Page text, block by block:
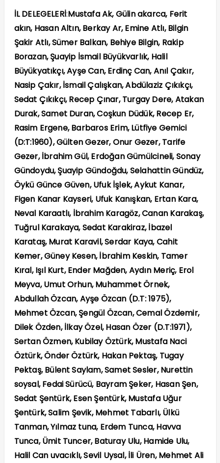
İL DELEGELERİ:Mustafa Ak, Gülin akarca, Ferit
akın, Hasan Altın, Berkay Ar, Emine Atlı, Bilgin
Şakir Atlı, Sümer Balkan, Behiye Bilgin, Rakip
Borazan, Şuayip İsmail Büyükvarlık, Halil
Büyükyatıkçı, Ayşe Can, Erdinç Can, Anıl Çakır,
Nasip Çakır, İsmail Çalışkan, Abdülaziz Çıkıkçı,
Sedat Çıkıkçı, Recep Çınar, Turgay Dere, Atakan
Durak, Samet Duran, Coşkun Düdük, Recep Er,
Rasim Ergene, Barbaros Erim, Lütfiye Gemici
(D:T:1960), Gülten Gezer, Onur Gezer, Tarife
Gezer, İbrahim Gül, Erdoğan Gümülcineli, Sonay
Gündoydu, Şuayip Gündoğdu, Selahattin Gündüz,
Öykü Günce Güven, Ufuk İşlek, Aykut Kanar,
Figen Kanar Kayseri, Ufuk Kanışkan, Ertan Kara,
Neval Karaatlı, İbrahim Karagöz, Canan Karakaş,
Tuğrul Karakaya, Sedat Karakiraz, İbazel
Karataş, Murat Karavil, Serdar Kaya, Cahit
Kemer, Güney Kesen, İbrahim Keskin, Tamer
Kıral, Işıl Kurt, Ender Mağden, Aydın Meriç, Erol
Meyva, Umut Orhun, Muhammet Örnek,
Abdullah Özcan, Ayşe Özcan (D.T: 1975),
Mehmet Özcan, Şengül Özcan, Cemal Özdemir,
Dilek Özden, İlkay Özel, Hasan Özer (D.T:1971),
Sertan Özmen, Kubilay Öztürk, Mustafa Naci
Öztürk, Önder Öztürk, Hakan Pektaş, Tugay
Pektaş, Bülent Saylam, Samet Sesler, Nurettin
soysal, Fedai Sürücü, Bayram Şeker, Hasan Şen,
Sedat Şentürk, Esen Şentürk, Mustafa Uğur
Şentürk, Salim Şevik, Mehmet Tabarlı, Ülkü
Tanman, Yılmaz tuna, Erdem Tunca, Havva
Tunca, Ümit Tuncer, Baturay Ulu, Hamide Ulu,
Halil Can uvacıklı, Sevil Uysal, İli Üren, Mehmet Ali